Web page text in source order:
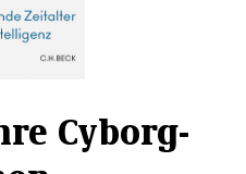
Cyborg-